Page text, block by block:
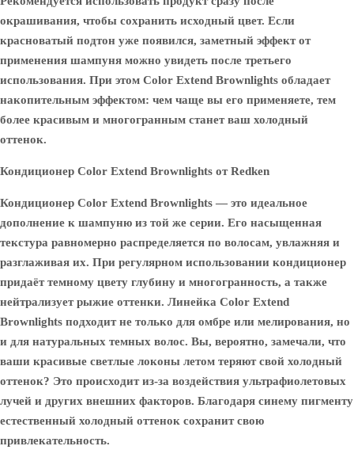
окрашивания, чтобы сохранить исходный цвет. Если
красноватый подтон уже появился, заметный эффект от
применения шампуня можно увидеть после третьего
использования. При этом Color Extend Brownlights обладает
накопительным эффектом: чем чаще вы его применяете, тем
более красивым и многогранным станет ваш холодный
оттенок.
Кондиционер Color Extend Brownlights от Redken
Кондиционер Color Extend Brownlights — это идеальное
дополнение к шампуню из той же серии. Его насыщенная
текстура равномерно распределяется по волосам, увлажняя и
разглаживая их. При регулярном использовании кондиционер
придаёт темному цвету глубину и многогранность, а также
нейтрализует рыжие оттенки. Линейка Color Extend
Brownlights подходит не только для омбре или мелирования, но
и для натуральных темных волос. Вы, вероятно, замечали, что
ваши красивые светлые локоны летом теряют свой холодный
оттенок? Это происходит из-за воздействия ультрафиолетовых
лучей и других внешних факторов. Благодаря синему пигменту
естественный холодный оттенок сохранит свою
привлекательность.